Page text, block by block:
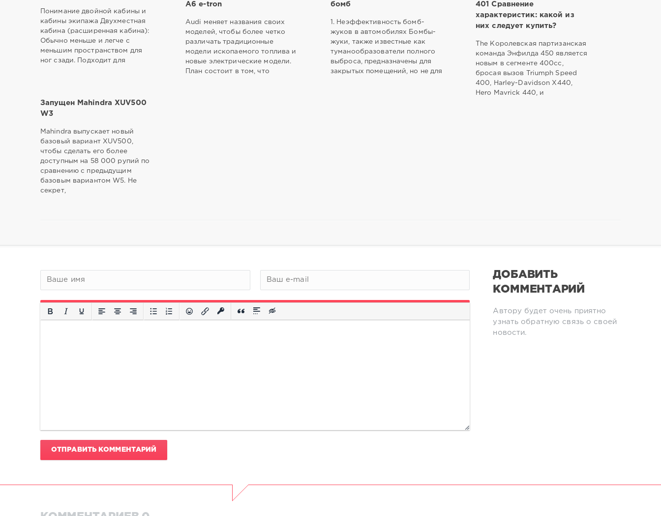
Понимание двойной кабины и
кабины экипажа Двухместная
кабина (расширенная кабина):
Обычно меньше и легче с
меньшим пространством для
ног сзади. Подходит для
A6 e-tron
Audi меняет названия своих
моделей, чтобы более четко
различать традиционные
модели ископаемого топлива и
новые электрические модели.
План состоит в том, что
бомб
1. Неэффективность бомб-
жуков в автомобилях Бомбы-
жуки, также известные как
туманообразователи полного
выброса, предназначены для
закрытых помещений, но не для
401 Сравнение
характеристик: какой из
них следует купить?
The Королевская партизанская
команда Энфилда 450 является
новым в сегменте 400cc,
бросая вызов Triumph Speed
400, Harley-Davidson X440,
Hero Mavrick 440, и
Запущен Mahindra XUV500
W3
Mahindra выпускает новый
базовый вариант XUV500,
чтобы сделать его более
доступным на 58 000 рупий по
сравнению с предыдущим
базовым вариантом W5. Не
секрет,
ДОБАВИТЬ
КОММЕНТАРИЙ
Автору будет очень приятно
узнать обратную связь о своей
новости.
ОТПРАВИТЬ КОММЕНТАРИЙ